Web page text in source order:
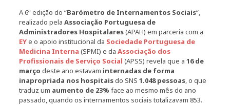
A 6ª edição do “Barómetro de Internamentos Sociais“,
realizado pela Associação Portuguesa de
Administradores Hospitalares(APAH) em parceria com a
EYe o apoio institucional da Sociedade Portuguesa de
Medicina Interna (SPMI) e da Associação dos
Profissionais de Serviço Social (APSS) revela que a 16 de
março deste ano estavam internadas de forma
inapropriada nos hospitaisdo SNS 1.048 pessoas, o que
traduz um aumento de 23% face ao mesmo mês do ano
passado, quando os internamentos sociais totalizavam 853.